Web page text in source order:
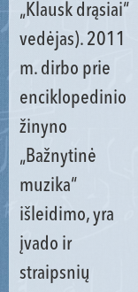
„Klausk drąsiai“
vedėjas). 2011
m. dirbo prie
enciklopedinio
žinyno
„Bažnytinė
muzika“
išleidimo, yra
įvado ir
straipsnių